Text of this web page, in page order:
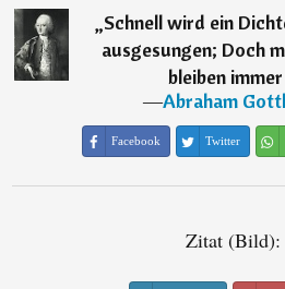
„Schnell wird ein
ausgesungen; Doch
bleiben immer
―Abraham
Facebook Twitter
Zitat (Bild):